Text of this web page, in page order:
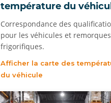
température du
Correspondance des
pour les véhicules et remorques
frigorifiques.
Afficher la carte des
du véhicule